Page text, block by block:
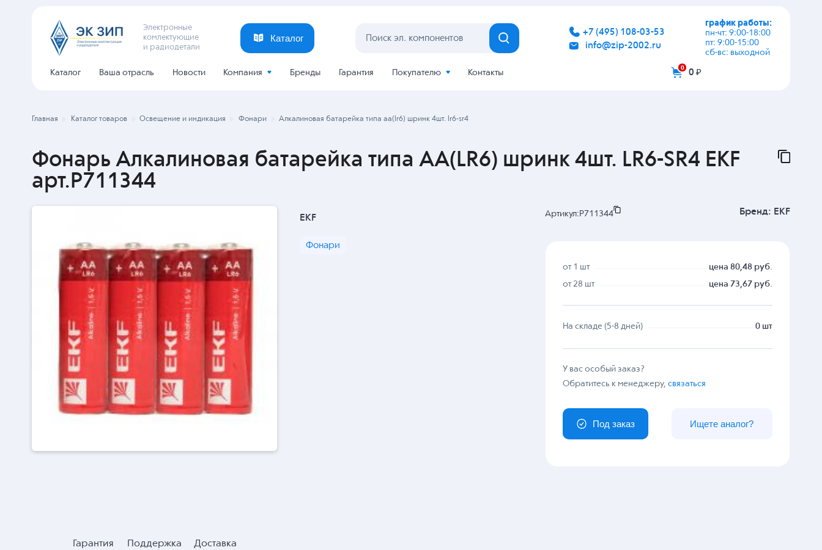
Электронные
комлектующие
и радиодетали
Каталог
+7 (495) 108-03-53
info@zip-2002.ru
график работы:
пн-чт: 9:00-18:00
пт: 9:00-15:00
сб-вс: выходной
Каталог Ваша отрасль Новости Компания Бренды Гарантия Покупателю Контакты
0 0 ₽
Главная Каталог товаров Освещение и индикация Фонари Алкалиновая батарейка типа аа(lr6) шринк 4шт. lr6-sr4
Фонарь Алкалиновая батарейка типа АА(LR6) шринк 4шт. LR6-SR4 EKF
арт.P711344
Гарантия Поддержка Доставка
EKF
Фонари
Артикул: P711344 Бренд: EKF
от 1 шт
цена 80,48 руб.
от 28 шт
цена 73,67 руб.
На складе (5-8 дней) 0 шт
У вас особый заказ?
Обратитесь к менеджеру,связаться
Под заказ Ищете аналог?